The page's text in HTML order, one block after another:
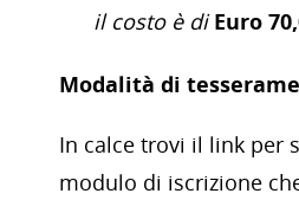
il costo è di Euro
Modalità di
In calce trovi il link per
modulo di iscrizione